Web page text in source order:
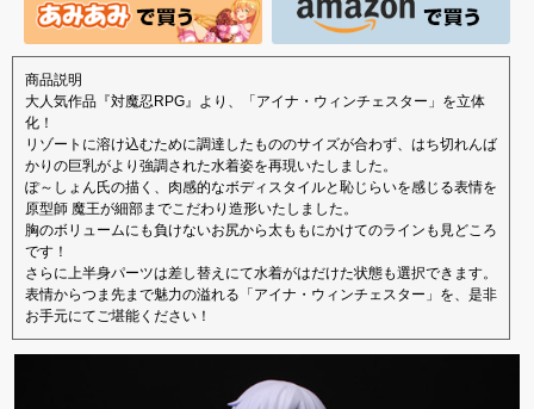
商品説明
大人気作品『対魔忍RPG』より、「アイナ・ウィンチェスター」を立体
化！
リゾートに溶け込むために調達したもののサイズが合わず、はち切れんば
かりの巨乳がより強調された水着姿を再現いたしました。
ぽ～しょん氏の描く、肉感的なボディスタイルと恥じらいを感じる表情を
原型師 魔王が細部までこだわり造形いたしました。
胸のボリュームにも負けないお尻から太ももにかけてのラインも見どころ
です！
さらに上半身パーツは差し替えにて水着がはだけた状態も選択できます。
表情からつま先まで魅力の溢れる「アイナ・ウィンチェスター」を、是非
お手元にてご堪能ください！